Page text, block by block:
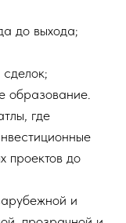
до выхода;
где
проектов до
и